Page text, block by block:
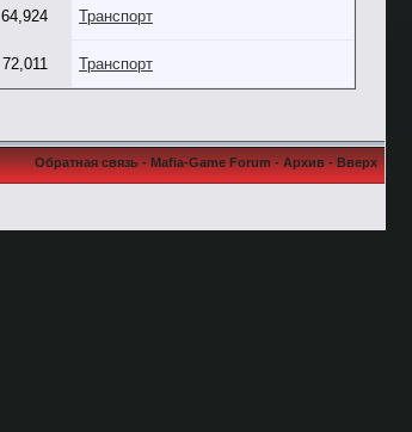
64,924 Транспорт
72,011 Транспорт
Обратная связь-Mafia-Game Forum-Архив-Вверх